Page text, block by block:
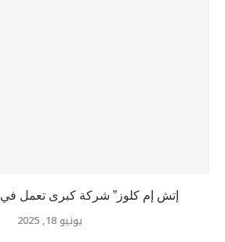
إتش إم كلوز” شركة كبرى تعمل في 27 دولة حول...
يونيو 18, 2025